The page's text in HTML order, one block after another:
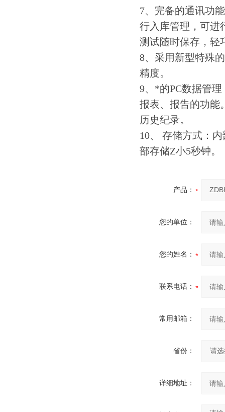
7、完备的通讯功
行入库管理，可进
测试随时保存，轻
8、采用新型特殊
精度。
9、*的PC数据管
报表、报告的功能
历史纪录。
10、 存储方式：
部存储Z小5秒钟。
产品：
您的单位：
您的姓名：
联系电话：
常用邮箱：
省份：
详细地址：